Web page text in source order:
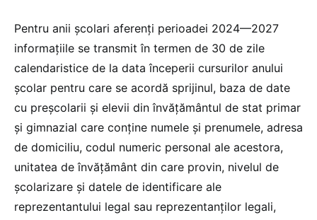
Pentru anii școlari aferenți perioadei 2024—2027
informațiile se transmit în termen de 30 de zile
calendaristice de la data începerii cursurilor anului
școlar pentru care se acordă sprijinul, baza de date
cu preșcolarii și elevii din învățământul de stat primar
și gimnazial care conține numele și prenumele, adresa
de domiciliu, codul numeric personal ale acestora,
unitatea de învățământ din care provin, nivelul de
școlarizare și datele de identificare ale
reprezentantului legal sau reprezentanților legali,